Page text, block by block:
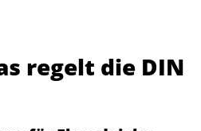
regelt die DIN